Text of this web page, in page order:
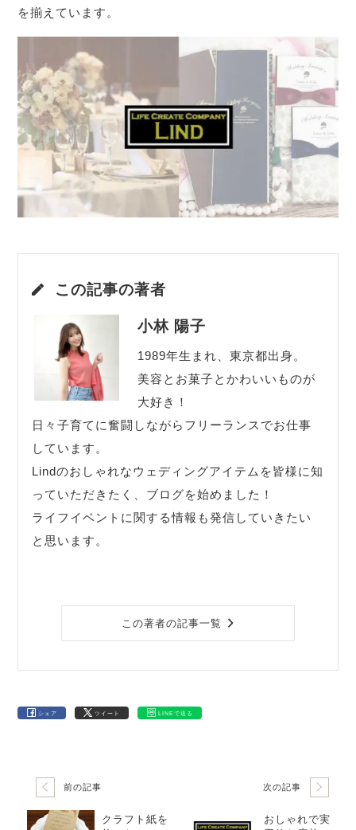
を揃えています。
この記事の著者
小林 陽子
1989年生まれ、東京都出身。
美容とお菓子とかわいいものが
大好き！
日々子育てに奮闘しながらフリーランスでお仕事
しています。
Lindのおしゃれなウェディングアイテムを皆様に知
っていただきたく、ブログを始めました！
ライフイベントに関する情報も発信していきたい
と思います。
この著者の記事一覧
シェア ツイート LINEで送る
前の記事
クラフト紙を
次の記事
おしゃれで実